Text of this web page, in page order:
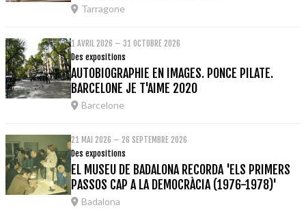
Tarragone
1 AVRIL 2026 – 31 OCTOBRE 2026
Des expositions
AUTOBIOGRAPHIE EN IMAGES. PONCE PILATE.
BARCELONE JE T'AIME 2020
Barcelone
21 MAI 2026 – 26 SEPTEMBRE 2026
Des expositions
EL MUSEU DE BADALONA RECORDA 'ELS PRIMERS
PASSOS CAP A LA DEMOCRÀCIA (1976-1978)'
Badalona